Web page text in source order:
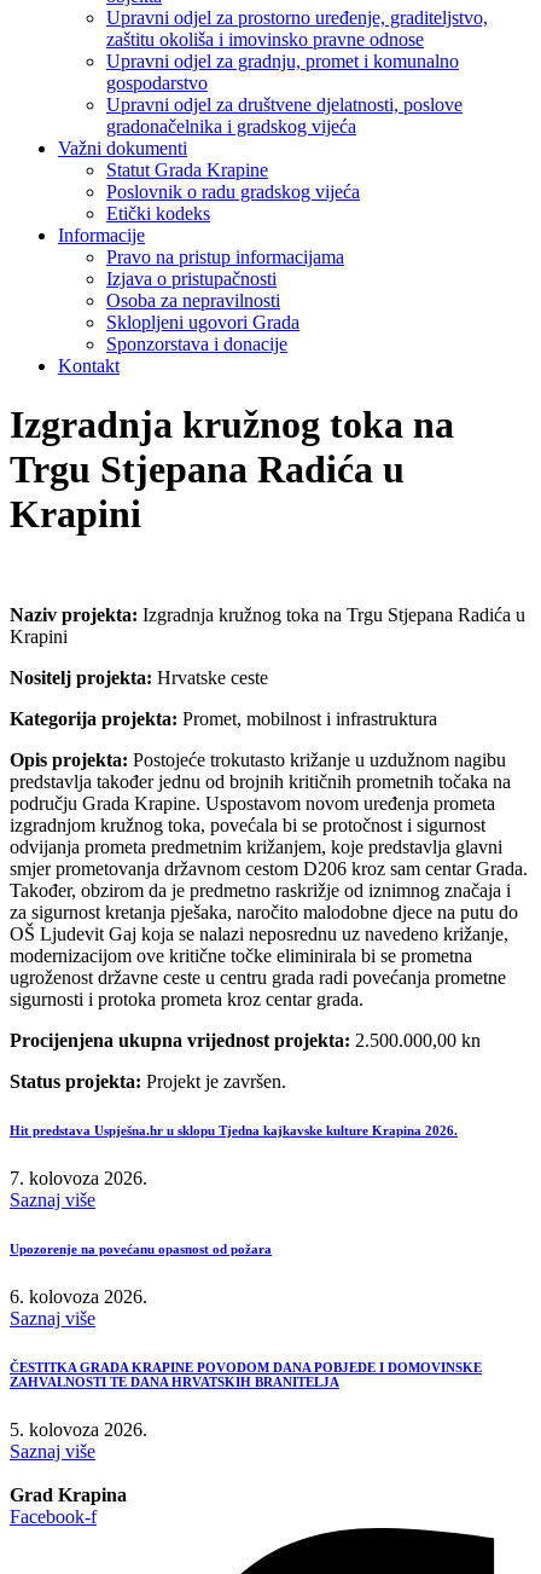
Upravni odjel za prostorno uređenje, graditeljstvo,
zaštitu okoliša i imovinsko pravne odnose
Upravni odjel za gradnju, promet i komunalno
gospodarstvo
Upravni odjel za društvene djelatnosti, poslove
gradonačelnika i gradskog vijeća
Važni dokumenti
Statut Grada Krapine
Poslovnik o radu gradskog vijeća
Etički kodeks
Informacije
Pravo na pristup informacijama
Izjava o pristupačnosti
Osoba za nepravilnosti
Sklopljeni ugovori Grada
Sponzorstava i donacije
Kontakt
Izgradnja kružnog toka na
Trgu Stjepana Radića u
Krapini
Naziv projekta: Izgradnja kružnog toka na Trgu Stjepana Radića u
Krapini
Nositelj projekta: Hrvatske ceste
Kategorija projekta: Promet, mobilnost i infrastruktura
Opis projekta: Postojeće trokutasto križanje u uzdužnom nagibu
predstavlja također jednu od brojnih kritičnih prometnih točaka na
području Grada Krapine. Uspostavom novom uređenja prometa
izgradnjom kružnog toka, povećala bi se protočnost i sigurnost
odvijanja prometa predmetnim križanjem, koje predstavlja glavni
smjer prometovanja državnom cestom D206 kroz sam centar Grada.
Također, obzirom da je predmetno raskrižje od iznimnog značaja i
za sigurnost kretanja pješaka, naročito malodobne djece na putu do
OŠ Ljudevit Gaj koja se nalazi neposrednu uz navedeno križanje,
modernizacijom ove kritične točke eliminirala bi se prometna
ugroženost državne ceste u centru grada radi povećanja prometne
sigurnosti i protoka prometa kroz centar grada.
Procijenjena ukupna vrijednost projekta: 2.500.000,00 kn
Status projekta: Projekt je završen.
Hit predstava Uspješna.hr u sklopu Tjedna kajkavske kulture Krapina 2026.
7. kolovoza 2026.
Saznaj više
Upozorenje na povećanu opasnost od požara
6. kolovoza 2026.
Saznaj više
ČESTITKA GRADA KRAPINE POVODOM DANA POBJEDE I DOMOVINSKE
ZAHVALNOSTI TE DANA HRVATSKIH BRANITELJA
5. kolovoza 2026.
Saznaj više
Grad Krapina
Facebook-f